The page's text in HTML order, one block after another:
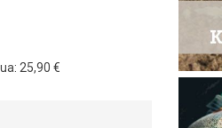
25,90 €